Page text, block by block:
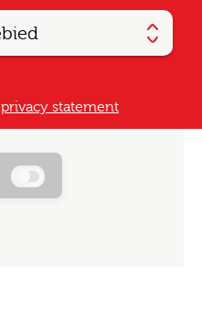
privacy statement